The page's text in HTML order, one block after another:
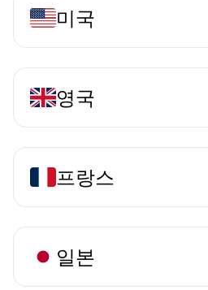
미국
영국
프랑스
일본